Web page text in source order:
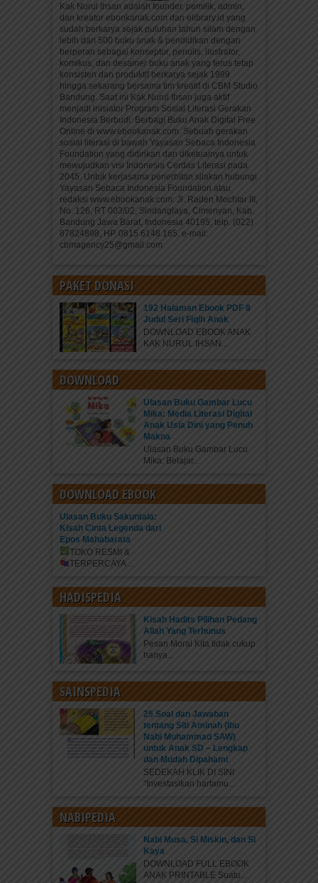
Kak Nurul Ihsan adalah founder, pemilik, admin,
dan kreator ebookanak.com dan elibrary.id yang
sudah berkarya sejak puluhan tahun silam dengan
lebih dari 500 buku anak & pendidikan dengan
berperan sebagai konseptor, penulis, ilustrator,
komikus, dan desainer buku anak yang terus tetap
konsisten dan produktif berkarya sejak 1999
hingga sekarang bersama tim kreatif di CBM Studio
Bandung. Saat ini Kak Nurul Ihsan juga aktif
menjadi inisiator Program Sosial Literasi Gerakan
Indonesia Berbudi: Berbagi Buku Anak Digital Free
Online di www.ebookanak.com. Sebuah gerakan
sosial literasi di bawah Yayasan Sebaca Indonesia
Foundation yang didirikan dan diketuainya untuk
mewujudkan visi Indonesia Cerdas Literasi pada
2045. Untuk kerjasama penerbitan silakan hubungi
Yayasan Sebaca Indonesia Foundation atau
redaksi www.ebookanak.com: Jl. Raden Mochtar III,
No. 126, RT 003/02, Sindanglaya, Cimenyan, Kab.
Bandung Jawa Barat, Indonesia 40195, telp. (022)
87824898, HP. 0815 6148 165. e-mail:
cbmagency25@gmail.com
PAKET DONASI
192 Halaman Ebook PDF 8
Judul Seri Fiqih Anak
DOWNLOAD EBOOK ANAK
KAK NURUL IHSAN...
DOWNLOAD
Ulasan Buku Gambar Lucu
Mika: Media Literasi Digital
Anak Usia Dini yang Penuh
Makna
Ulasan Buku Gambar Lucu
Mika: Belajar...
DOWNLOAD EBOOK
Ulasan Buku Sakuntala:
Kisah Cinta Legenda dari
Epos Mahabarata
TOKO RESMI &
TERPERCAYA
HADISPEDIA
Kisah Hadits Pilihan Pedang
Allah Yang Terhunus
Pesan Moral Kita tidak cukup
hanya...
SAINSPEDIA
25 Soal dan Jawaban
tentang Siti Aminah (Ibu
Nabi Muhammad SAW)
untuk Anak SD – Lengkap
dan Mudah Dipahami
SEDEKAH KLIK DI SINI
“Investasikan hartamu...
NABIPEDIA
Nabi Musa, Si Miskin, dan Si
Kaya
DOWNLOAD FULL EBOOK
ANAK PRINTABLE Suatu...